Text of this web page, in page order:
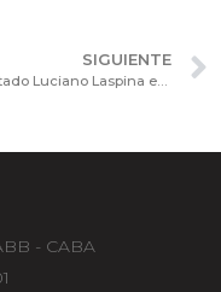
SIGUIENTE
El Diputado Luciano Laspina en la Cámara de Sociedades: gobernabilidad y desafíos económicos
- CABA